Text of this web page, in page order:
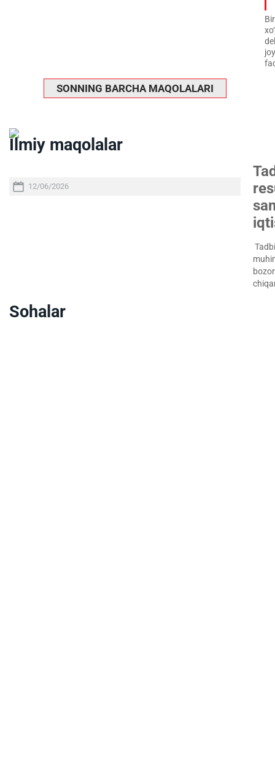
SONNING BARCHA MAQOLALARI
Ilmiy maqolalar
12/06/2026
Sohalar